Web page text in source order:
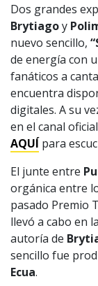
Dos grandes
Brytiagoy
nuevo sencillo,
de energía con
fanáticos a
encuentra
digitales. A su
en el canal
AQUÍpara
El junte entre
orgánica entre
pasado Premio
llevó a cabo en
autoría de
sencillo fue
Ecua.